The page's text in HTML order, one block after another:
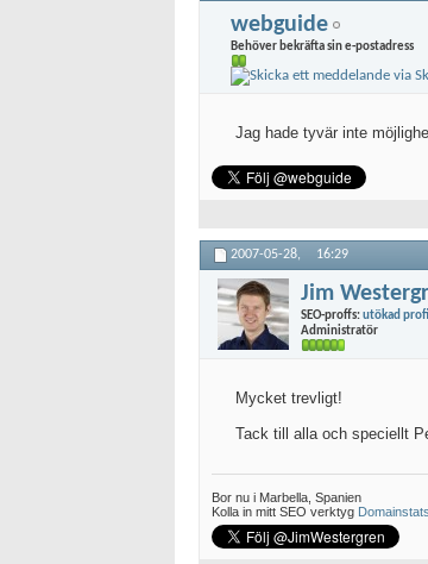
webguide
Behöver bekräfta sin e-postadress
Jag hade tyvär inte
2007-05-28, 16:29
Jim
SEO-proffs:utökad profil
Administratör
Mycket trevligt!
Tack till alla och speciellt
Bor nu i Marbella, Spanien
Kolla in mitt SEO verktyg Domainstats